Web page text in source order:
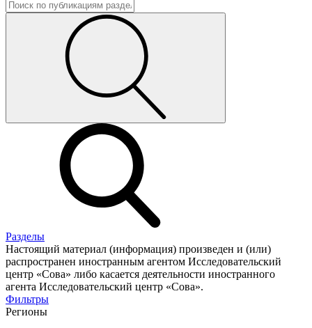
Разделы
Настоящий материал (информация) произведен и (или)
распространен иностранным агентом Исследовательский
центр «Сова» либо касается деятельности иностранного
агента Исследовательский центр «Сова».
Фильтры
Регионы